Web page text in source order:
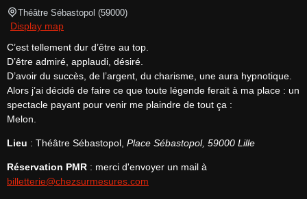
Théâtre Sébastopol (59000)
Display map
C’est tellement dur d’être au top.
D’être admiré, applaudi, désiré.
D’avoir du succès, de l’argent, du charisme, une aura hypnotique.
Alors j’ai décidé de faire ce que toute légende ferait à ma place : un
spectacle payant pour venir me plaindre de tout ça :
Melon.
Lieu : Théâtre Sébastopol, Place Sébastopol, 59000 Lille
Réservation PMR
billetterie@chezsurmesures.com